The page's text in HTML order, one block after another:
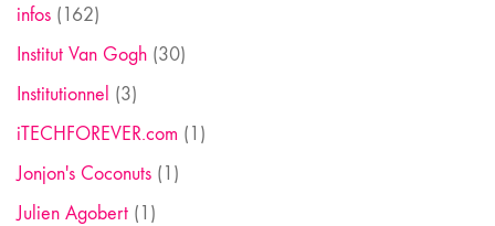
infos (162)
Institut Van Gogh (30)
Institutionnel (3)
iTECHFOREVER.com (1)
Jonjon's Coconuts (1)
Julien Agobert (1)